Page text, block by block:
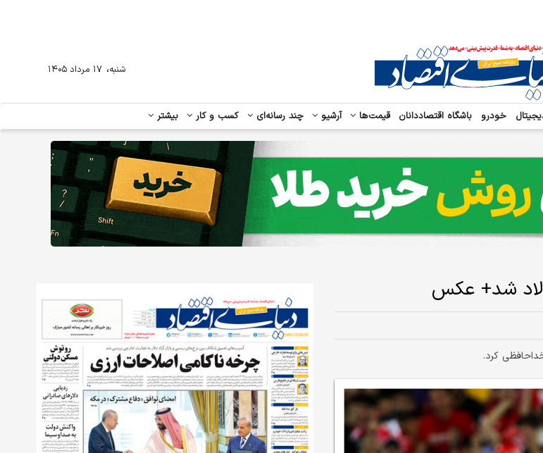
خودرو باشگاه اقتصاددانان قیمت‌ها آرشیو چند رسانه‌ای کسب و کار بیشتر
شنبه، ۱۷ مرداد ۱۴۰۵
شد+ عکس
کرد.